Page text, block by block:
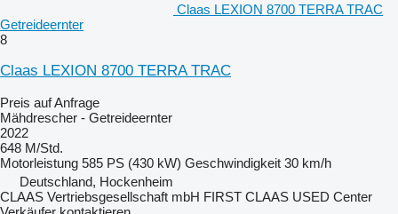
Claas LEXION 8700 TERRA TRAC
Getreideernter
8
Claas LEXION 8700 TERRA TRAC
Preis auf Anfrage
Mähdrescher - Getreideernter
2022
648 M/Std.
Motorleistung 585 PS (430 kW) Geschwindigkeit 30 km/h
Deutschland, Hockenheim
CLAAS Vertriebsgesellschaft mbH FIRST CLAAS USED Center